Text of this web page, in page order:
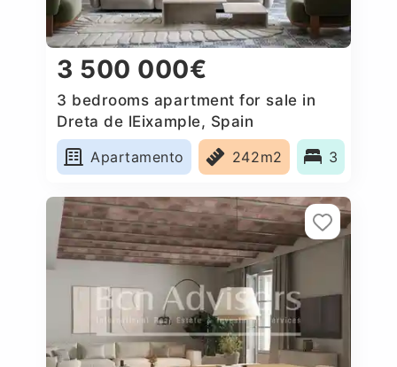
3 500 000€
3 bedrooms apartment for sale in
Dreta de lEixample, Spain
Apartamento
242m2 3